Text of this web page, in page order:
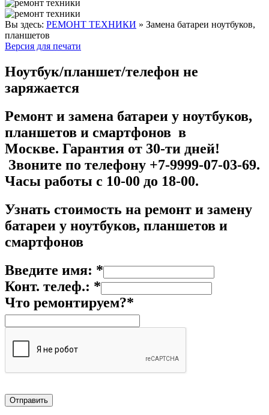
Вы здесь: РЕМОНТ ТЕХНИКИ » Замена батареи ноутбуков,
планшетов
Версия для печати
Ноутбук/планшет/телефон не
заряжается
Ремонт и замена батареи у ноутбуков,
планшетов и смартфонов в
Москве. Гарантия от 30-ти дней!
Звоните по телефону +7-9999-07-03-69.
Часы работы с 10-00 до 18-00.
Узнать стоимость на ремонт и замену
батареи у ноутбуков, планшетов и
смартфонов
Введите имя: *
Конт. телеф.: *
Что ремонтируем?*